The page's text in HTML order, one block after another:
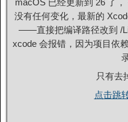
macOS 已经更新到 26 了
没有任何变化，最新的
——直接把编译路径改到 /
xcode 会报错，因为项目依
只有
点击跳